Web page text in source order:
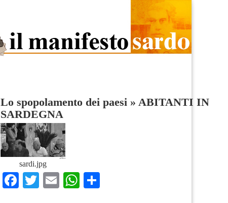
Lo spopolamento dei paesi » ABITANTI IN
SARDEGNA
sardi.jpg
Facebook
Twitter
EmailWhatsApp